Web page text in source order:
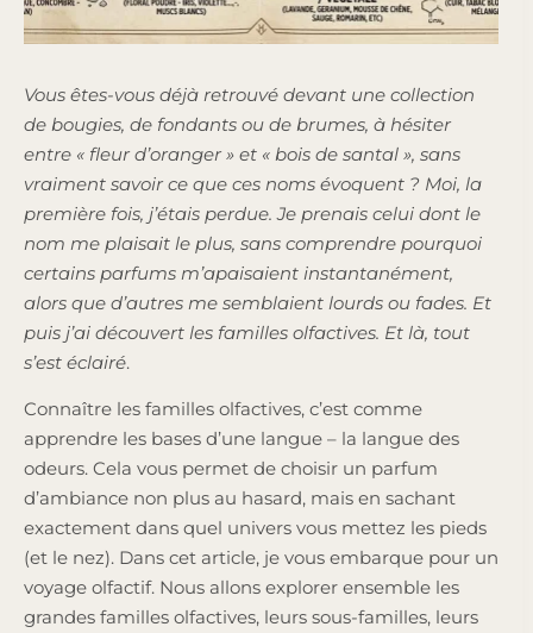
Vous êtes-vous déjà retrouvé devant une collection
de bougies, de fondants ou de brumes, à hésiter
entre « fleur d’oranger » et « bois de santal », sans
vraiment savoir ce que ces noms évoquent ? Moi, la
première fois, j’étais perdue. Je prenais celui dont le
nom me plaisait le plus, sans comprendre pourquoi
certains parfums m’apaisaient instantanément,
alors que d’autres me semblaient lourds ou fades. Et
puis j’ai découvert les familles olfactives. Et là, tout
s’est éclairé.
Connaître les familles olfactives, c’est comme
apprendre les bases d’une langue – la langue des
odeurs. Cela vous permet de choisir un parfum
d’ambiance non plus au hasard, mais en sachant
exactement dans quel univers vous mettez les pieds
(et le nez). Dans cet article, je vous embarque pour un
voyage olfactif. Nous allons explorer ensemble les
grandes familles olfactives, leurs sous-familles, leurs